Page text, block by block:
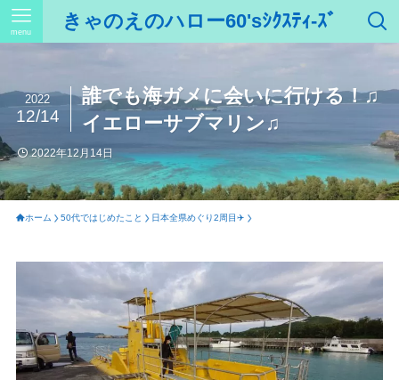
きゃのえのハロー60'sｼｸｽﾃｨ-ｽﾞ
menu
誰でも海ガメに会いに行ける！♫
イエローサブマリン♫
2022
12/14
2022年12月14日
ホーム 50代ではじめたこと 日本全県めぐり2周目✈️